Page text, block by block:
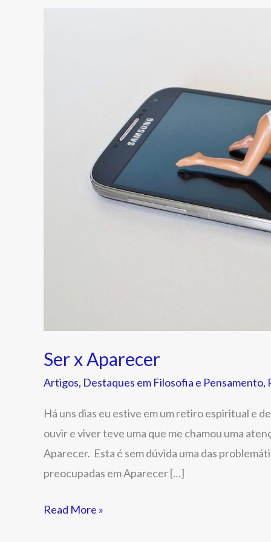
Ser x Aparecer
Artigos, Destaques em Filosofia e Pensamento,
Há uns dias eu estive em um retiro espiritual e
ouvir e viver teve uma que me chamou uma
Aparecer. Esta é sem dúvida uma das
preocupadas em Aparecer […]
Read More »